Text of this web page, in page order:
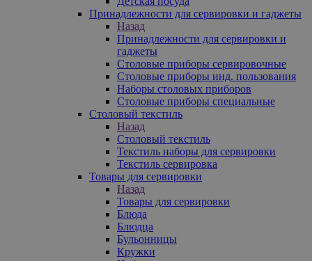
Принадлежности для сервировки и гаджеты
Назад
Принадлежности для сервировки и
гаджеты
Столовые приборы сервировочные
Столовые приборы инд. пользования
Наборы столовых приборов
Столовые приборы специальные
Столовый текстиль
Назад
Столовый текстиль
Текстиль наборы для сервировки
Текстиль сервировка
Товары для сервировки
Назад
Товары для сервировки
Блюда
Блюдца
Бульонницы
Кружки